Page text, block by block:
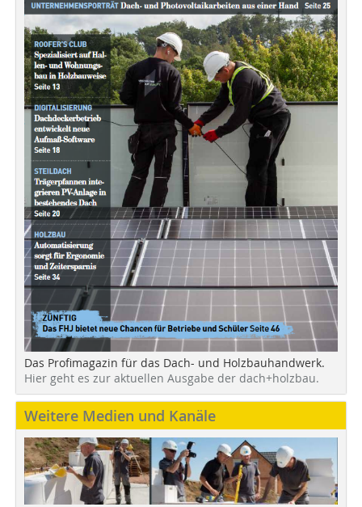
Das Profimagazin für das Dach- und Holzbauhandwerk.
Hier geht es zur aktuellen Ausgabe der dach+holzbau.
Weitere Medien und Kanäle